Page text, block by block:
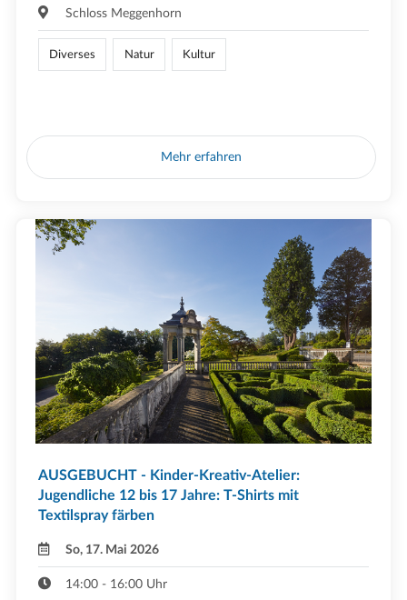
Schloss Meggenhorn
Diverses Natur Kultur
Mehr erfahren
AUSGEBUCHT - Kinder-Kreativ-Atelier:
Jugendliche 12 bis 17 Jahre: T-Shirts mit
Textilspray färben
So, 17. Mai 2026
14:00 - 16:00 Uhr